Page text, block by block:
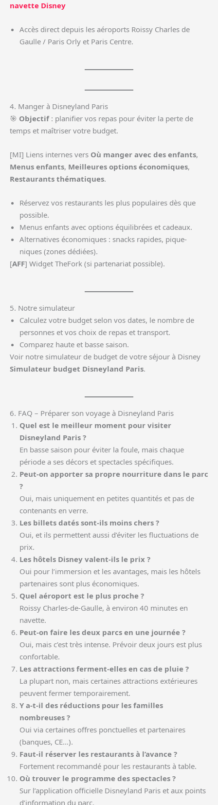
navette Disney
Accès direct depuis les aéroports Roissy Charles de
Gaulle / Paris Orly et Paris Centre.
4. Manger à Disneyland Paris
🎯 Objectif: planifier vos repas pour éviter la perte de
temps et maîtriser votre budget.
[MI] Liens internes vers Où manger avec des enfants,
Menus enfants, Meilleures options économiques,
Restaurants thématiques.
Réservez vos restaurants les plus populaires dès que
possible.
Menus enfants avec options équilibrées et cadeaux.
Alternatives économiques : snacks rapides, pique-
niques (zones dédiées).
[AFF] Widget TheFork (si partenariat possible).
5. Notre simulateur
Calculez votre budget selon vos dates, le nombre de
personnes et vos choix de repas et transport.
Comparez haute et basse saison.
Voir notre simulateur de budget de votre séjour à Disney
Simulateur budget Disneyland Paris.
6. FAQ – Préparer son voyage à Disneyland Paris
Quel est le meilleur moment pour visiter
Disneyland Paris ?
En basse saison pour éviter la foule, mais chaque
période a ses décors et spectacles spécifiques.
Peut-on apporter sa propre nourriture dans le parc
?
Oui, mais uniquement en petites quantités et pas de
contenants en verre.
Les billets datés sont-ils moins chers ?
Oui, et ils permettent aussi d’éviter les fluctuations de
prix.
Les hôtels Disney valent-ils le prix ?
Oui pour l’immersion et les avantages, mais les hôtels
partenaires sont plus économiques.
Quel aéroport est le plus proche ?
Roissy Charles-de-Gaulle, à environ 40 minutes en
navette.
Peut-on faire les deux parcs en une journée ?
Oui, mais c’est très intense. Prévoir deux jours est plus
confortable.
Les attractions ferment-elles en cas de pluie ?
La plupart non, mais certaines attractions extérieures
peuvent fermer temporairement.
Y a-t-il des réductions pour les familles
nombreuses ?
Oui via certaines offres ponctuelles et partenaires
(banques, CE…).
Faut-il réserver les restaurants à l’avance ?
Fortement recommandé pour les restaurants à table.
Où trouver le programme des spectacles ?
Sur l’application officielle Disneyland Paris et aux points
d’information du parc.